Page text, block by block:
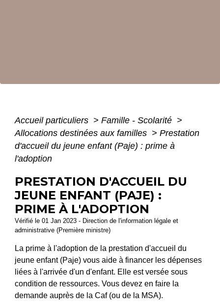
Accueil particuliers > Famille - Scolarité >
Allocations destinées aux familles > Prestation
d'accueil du jeune enfant (Paje) : prime à
l'adoption
PRESTATION D'ACCUEIL DU
JEUNE ENFANT (PAJE) :
PRIME À L'ADOPTION
Vérifié le 01 Jan 2023 - Direction de l'information légale et
administrative (Première ministre)
La prime à l'adoption de la prestation d'accueil du
jeune enfant (Paje) vous aide à financer les dépenses
liées à l'arrivée d'un d'enfant. Elle est versée sous
condition de ressources. Vous devez en faire la
demande auprès de la Caf (ou de la MSA).